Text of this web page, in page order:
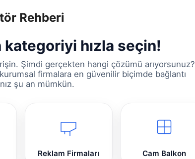
Rehberi
kategoriyi hızla seçin!
Şimdi gerçekten hangi çözümü arıyorsunuz?
kurumsal firmalara en güvenilir biçimde bağlantı
şu an mümkün.
Reklam Firmaları Cam Balkon